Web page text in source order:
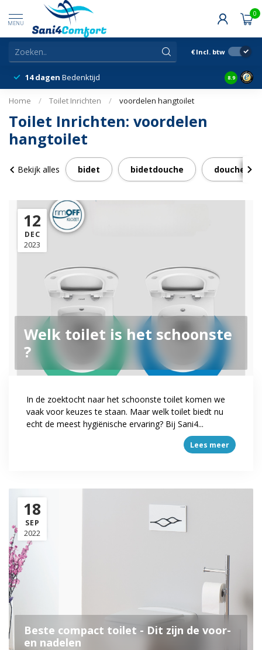
MENU
0
€ Incl. btw
14 dagen Bedenktijd Snelle
8.9
Home / Toilet Inrichten / voordelen hangtoilet
Toilet Inrichten: voordelen
hangtoilet
Bekijk alles bidet bidetdouche douche wc
12
DEC
2023
Welk toilet is het schoonste
?
In de zoektocht naar het schoonste toilet komen we
vaak voor keuzes te staan. Maar welk toilet biedt nu
echt de meest hygiënische ervaring? Bij Sani4...
Lees meer
18
SEP
2022
Beste compact toilet - Dit zijn de voor-
en nadelen